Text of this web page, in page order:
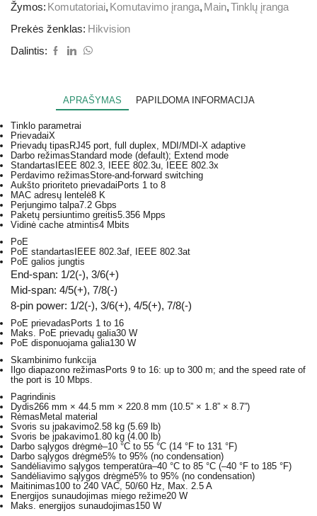
Žymos: Komutatoriai, Komutavimo įranga, Main,Tinklų įranga
Prekės ženklas: Hikvision
Dalintis:
APRAŠYMAS PAPILDOMA INFORMACIJA
Tinklo parametrai
PrievadaiX
Prievadų tipasRJ45 port, full duplex, MDI/MDI-X adaptive
Darbo režimasStandard mode (default); Extend mode
StandartasIEEE 802.3, IEEE 802.3u, IEEE 802.3x
Perdavimo režimasStore-and-forward switching
Aukšto prioriteto prievadaiPorts 1 to 8
MAC adresų lentelė8 K
Perjungimo talpa7.2 Gbps
Paketų persiuntimo greitis5.356 Mpps
Vidinė cache atmintis4 Mbits
PoE
PoE standartasIEEE 802.3af, IEEE 802.3at
PoE galios jungtis
End-span: 1/2(-), 3/6(+)
Mid-span: 4/5(+), 7/8(-)
8-pin power: 1/2(-), 3/6(+), 4/5(+), 7/8(-)
PoE prievadas Ports 1 to 16
Maks. PoE prievadų galia30 W
PoE disponuojama galia130 W
Skambinimo funkcija
Ilgo diapazono režimas Ports 9 to 16: up to 300 m; and the speed rate of
the port is 10 Mbps.
Pagrindinis
Dydis266 mm × 44.5 mm × 220.8 mm (10.5” × 1.8” × 8.7”)
Rėmas Metal material
Svoris su įpakavimo2.58 kg (5.69 lb)
Svoris be įpakavimo1.80 kg (4.00 lb)
Darbo sąlygos drėgmė–10 °C to 55 °C (14 °F to 131 °F)
Darbo sąlygos drėgmė5% to 95% (no condensation)
Sandėliavimo sąlygos temperatūra–40 °C to 85 °C (–40 °F to 185 °F)
Sandėliavimo sąlygos drėgmė5% to 95% (no condensation)
Maitinimas100 to 240 VAC, 50/60 Hz, Max. 2.5 A
Energijos sunaudojimas miego režime20 W
Maks. energijos sunaudojimas150 W